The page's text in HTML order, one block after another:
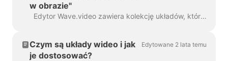
w obrazie"
Edytor Wave.video zawiera kolekcję układów, które umożliwiają łączenie kilku klipów wideo lub obrazów. Jeśli chcesz stworzyć wideo "obraz w obrazie",...
Czym są układy wideo i jak
je dostosować?
Edytowane 2 lata temu